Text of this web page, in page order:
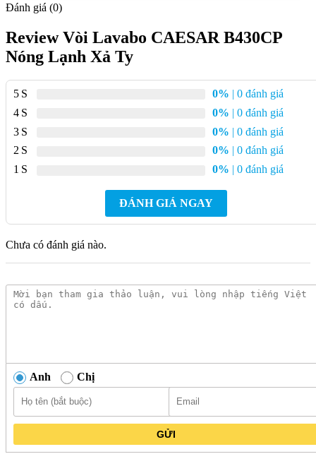
Thông số kĩ thuật vòi Lavabo CAESAR
B430CP nóng lạnh xả ty
Chiều cao đầu vòi H1: 60 mm
Chiều cao vòi H: 138 mm
Chiều dài vòi L: 112 mm
Bộ xả:Xả ty
Xuất xứ: Việt Nam
B430CP nóng lạnh xả ty
Thiết kế hiện đại:
Kiểu dáng thanh lịch, sang trọng phù
Đồng thau nguyên chất, mạ Crom –
Niken sáng bóng, bền bỉ theo thời gian.
Đánh giá (0)
Review Vòi Lavabo CAESAR B430CP
Nóng Lạnh Xả Ty
5 0% | 0 đánh giá
4
0% | 0 đánh giá
3
0% | 0 đánh giá
2
0% | 0 đánh giá
1
0% | 0 đánh giá
ĐÁNH GIÁ NGAY
Chưa có đánh giá nào.
Anh Chị
GỬI